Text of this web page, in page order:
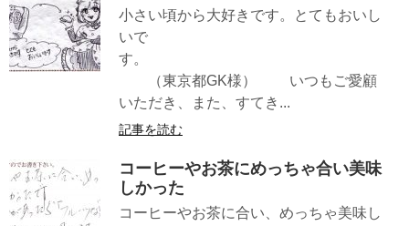
小さい頃から大好きです。とてもおいし
いで
す。
（東京都GK様） いつもご愛顧
いただき、また、すてき...
記事を読む
コーヒーやお茶にめっちゃ合い美味
しかった
コーヒーやお茶に合い、めっちゃ美味し